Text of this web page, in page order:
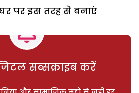
पर इस तरह से बनाएं
सब्सक्राइब करें